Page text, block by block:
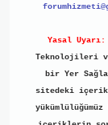
Yasal Uyarı:
Teknolojileri
bir Yer
sitedeki